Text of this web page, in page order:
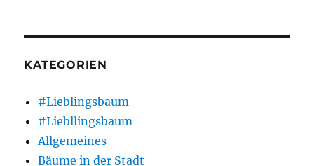
KATEGORIEN
#Lieblingsbaum
#Liebllingsbaum
Allgemeines
Bäume in der Stadt